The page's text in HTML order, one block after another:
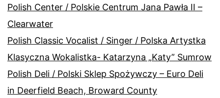
Polish Center / Polskie Centrum Jana Pawła II –
Clearwater
Polish Classic Vocalist / Singer / Polska Artystka
Klasyczna Wokalistka- Katarzyna „Katy” Sumrow
Polish Deli / Polski Sklep Spożywczy – Euro Deli
in Deerfield Beach, Broward County